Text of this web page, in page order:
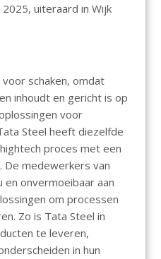
uiteraard in Wijk
schaken, omdat
inhoudt en gericht is op
voor
Steel heeft diezelfde
proces met een
De medewerkers van
en onvermoeibaar aan
om processen
Zo is Tata Steel in
te leveren,
in hun